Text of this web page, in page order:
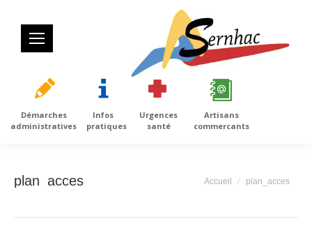
Démarches
administratives
Infos
pratiques
Urgences
santé
Artisans
commercants
plan_acces Vous êtes ici :
Accueil plan_acces